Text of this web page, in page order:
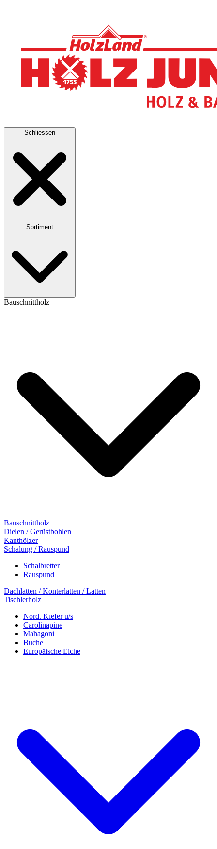
Schliessen
Sortiment
Bauschnittholz
Bauschnittholz
Dielen / Gerüstbohlen
Kanthölzer
Schalung / Rauspund
Schalbretter
Rauspund
Dachlatten / Konterlatten / Latten
Tischlerholz
Nord. Kiefer u/s
Carolinapine
Mahagoni
Buche
Europäische Eiche